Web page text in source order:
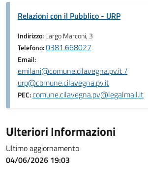
Relazioni con il Pubblico - URP
Indirizzo:Largo Marconi, 3
Telefono:0381.668027
Email:
emilani@comune.cilavegna.pv.it /
urp@comune.cilavegna.pv.it
PEC:comune.cilavegna.pv@legalmail.it
Ulteriori Informazioni
Ultimo aggiornamento
04/06/2026 19:03